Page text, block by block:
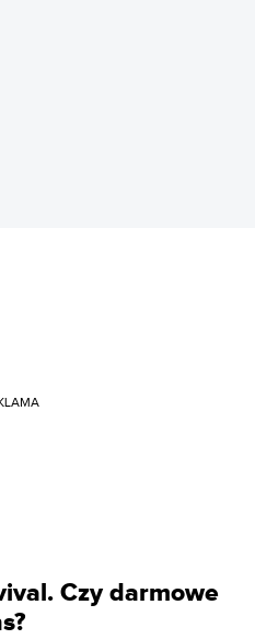
Czy darmowe